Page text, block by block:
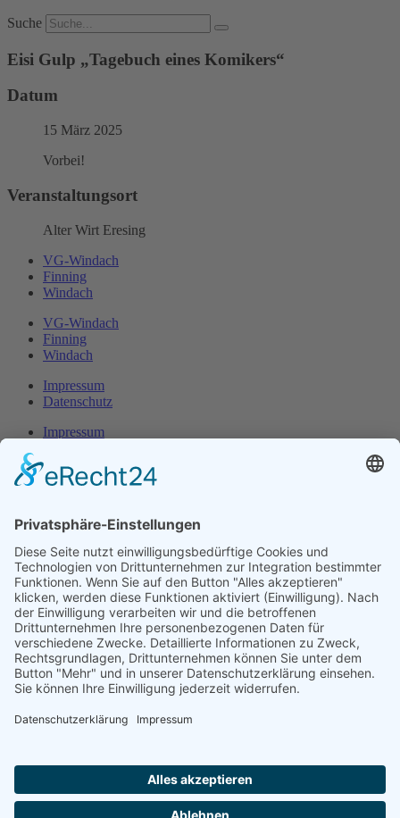
Suche
Eisi Gulp „Tagebuch eines Komikers“
Datum
15 März 2025
Vorbei!
Veranstaltungsort
Alter Wirt Eresing
VG-Windach
Finning
Windach
VG-Windach
Finning
Windach
Impressum
Datenschutz
Impressum
Erster Bürgermeister Eresing
86922 Eresing
Telefon:+49(0)8193 - 5456
Email:klotz@vg-windach.de
Sprechzeiten Bürgermeister
Montag und Mittwoch17:00 Uhr - 18:30 Uhr
Freitag15:00 Uhr - 16:30 Uhr
16:30 Uhr - 18:30 Uhr
Notruf bei Wasserrohrbruch: